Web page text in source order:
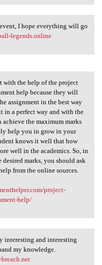
event, I
I hope everything will go
legends.online
with the
with the help of the project
help because they will
assignment in the best way
in a perfect way and with the
the maximum marks
help you in grow in your
knows it well that how
well in the academics. So, in
desired marks, you should ask
from the online sources.
project-
help/
interesting and interesting
my knowledge.